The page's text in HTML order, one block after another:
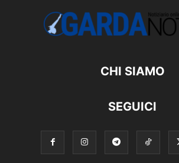
CHI SIAMO
SEGUICI